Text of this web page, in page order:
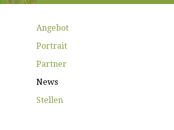
Angebot
Portrait
Partner
News
Stellen